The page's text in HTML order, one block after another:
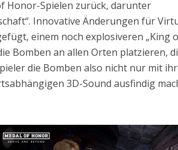
Honor-Spielen zurück, darunter
Innovative Änderungen für
einem noch explosiveren „King
Bomben an allen Orten platzieren,
die Bomben also nicht nur mit
3D-Sound ausfindig